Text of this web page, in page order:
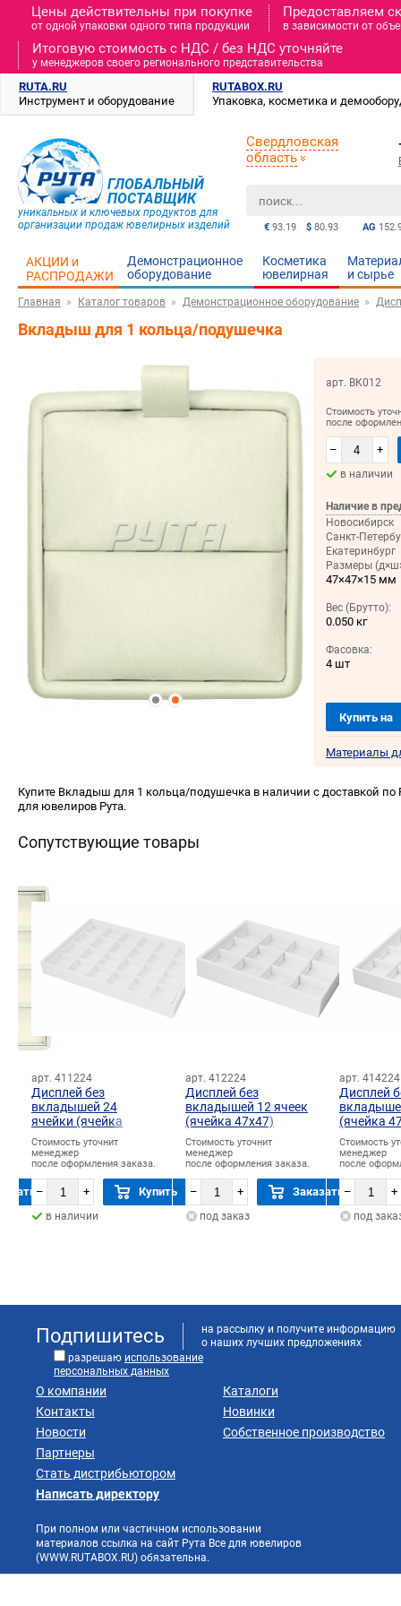
Цены действительны при покупке
от одной упаковки одного типа продукции
Предоставляем
в зависимости от
Итоговую стоимость c НДС / без НДС уточняйте
у менеджеров своего регионального представительства
RUTA.RU
Инструмент и оборудование
RUTABOX.RU
Упаковка, косметика и
ГЛОБАЛЬНЫЙ
ПОСТАВЩИК
уникальных и ключевых продуктов для
организации продаж ювелирных изделий
AG
€ 93.19 $ 80.93
Свердловская
область
АКЦИИ и
РАСПРОДАЖИ
Демонстрационное
оборудование
Косметика
ювелирная
и cырье
Главная Каталог товаров Демонстрационное оборудование
Вкладыш для 1 кольца/подушечка
арт. ВК012
Стоимость
после
– +
в наличии
Наличие в
Новосибирск
Санкт-
Екатеринбург
Размеры
47×47×15 мм
Вес (Брутто):
0.050 кг
Фасовка:
4 шт
Купить на
Материалы
Купите Вкладыш для 1 кольца/подушечка в наличии с доставкой по
для ювелиров Рута.
Сопутствующие товары
арт. 411224
Дисплей без
вкладышей 24
ячейки (ячейка
47х47)
Стоимость уточнит
менеджер
после оформления заказа.
– + Купить
в наличии
арт. 412224
Дисплей без
вкладышей 12 ячеек
(ячейка 47х47)
Стоимость уточнит
менеджер
после оформления заказа.
– + Заказать
под заказ
арт. 414224
Дисплей
(ячейка
Стоимость
менеджер
после
– +
под
Подпишитесь
на рассылку и получите информацию
о наших лучших предложениях
разрешаю использование
персональных данных
О компании
Контакты
Новости
Партнеры
Стать дистрибьютором
Каталоги
Новинки
Собственное производство
Написать директору
При полном или частичном использовании
материалов ссылка на сайт Рута Все для ювелиров
(WWW.RUTABOX.RU) обязательна.